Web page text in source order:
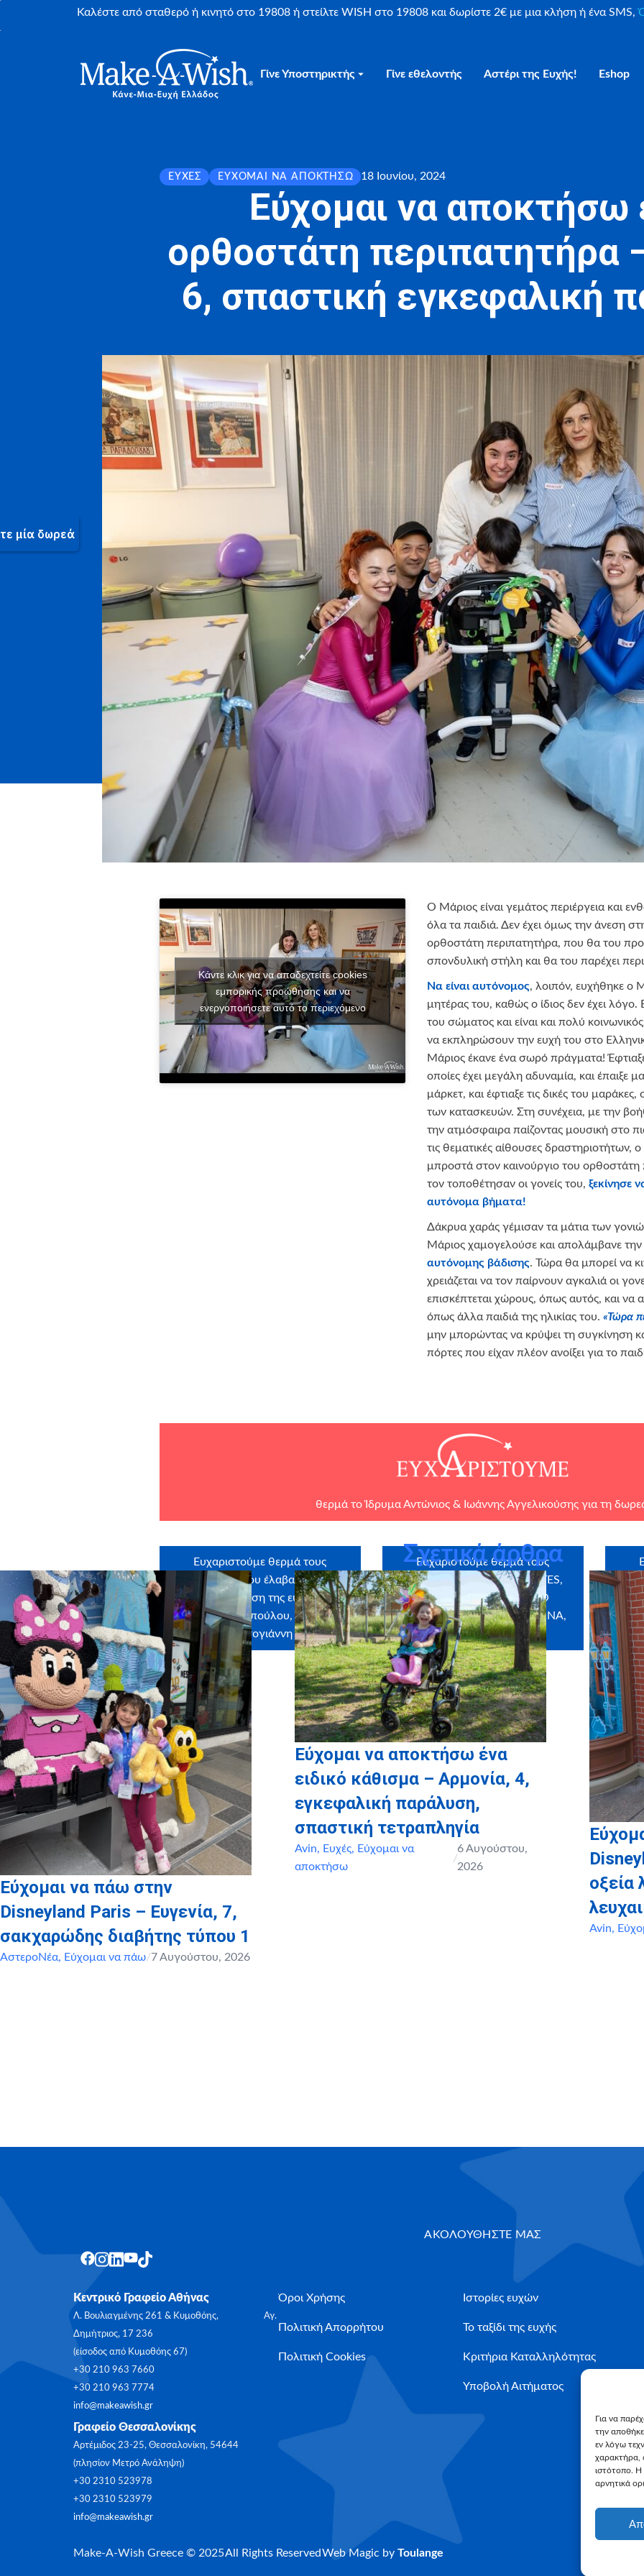
Για να
την
εν λόγω
χαρακτήρα,
ιστότοπο. Η
αρνητικά
Καλέστε από σταθερό ή κινητό στο 19808 ή στείλτε WISH στο 19808 και δωρίστε 2€ με μια κλήση ή ένα SMS,
Γίνε Υποστηρικτής Γίνε εθελοντής Αστέρι της Ευχής! Eshop
ΕΥΧΈΣ ΕΎΧΟΜΑΙ ΝΑ ΑΠΟΚΤΉΣΩ 18 Ιουνίου, 2024
Εύχομαι να αποκτήσω
ορθοστάτη περιπατητήρα
6, σπαστική εγκεφαλική
Κάντε κλικ για να αποδεχτείτε cookies
εμπορικής προώθησης και να
ενεργοποιήσετε αυτό το περιεχόμενο
Ο Μάριος είναι γεμάτος περιέργεια και
όλα τα παιδιά. Δεν έχει όμως την άνεση
ορθοστάτη περιπατητήρα, που θα του
σπονδυλική στήλη και θα του παρέχει
Να είναι αυτόνομος, λοιπόν, ευχήθηκε ο
μητέρας του, καθώς ο ίδιος δεν έχει
του σώματος και είναι και πολύ
να εκπληρώσουν την ευχή του στο
Μάριος έκανε ένα σωρό πράγματα!
οποίες έχει μεγάλη αδυναμία, και έπαιξε
μάρκετ, και έφτιαξε τις δικές του
των κατασκευών. Στη συνέχεια, με την
την ατμόσφαιρα παίζοντας μουσική στο
τις θεματικές αίθουσες δραστηριοτήτων,
μπροστά στον καινούργιο του
τον τοποθέτησαν οι γονείς του, ξεκίνησε
αυτόνομα βήματα!
Δάκρυα χαράς γέμισαν τα μάτια των
Μάριος χαμογελούσε και απολάμβανε την
αυτόνομης βάδισης. Τώρα θα μπορεί να
χρειάζεται να τον παίρνουν αγκαλιά οι
επισκέπτεται χώρους, όπως αυτός, και να
όπως άλλα παιδιά της ηλικίας του. «Τώρα
μην μπορώντας να κρύψει τη συγκίνηση
πόρτες που είχαν πλέον ανοίξει για το
θερμά τοΊδρυμα Αντώνιος & Ιωάννης Αγγελικούσης για τη
Ευχαριστούμε θερμά τους
εθελοντές που έλαβαν μέρος
στην εκπλήρωση της ευχής: Ρόη
Αθανασοπούλου, Ήρα
Ροντογιάννη
Ευχαριστούμε θερμά τους
χορηγούς σε είδος: SLIM BITES,
LARTIGIANO, ΕΛΛΗΝΙΚΟ
ΠΑΙΔΙΚΟ ΜΟΥΣΕΙΟ, MY IKONA,
CRAFTBOX
Σχετικά άρθρα
Εύχομαι να πάω στην
Disneyland Paris – Ευγενία, 7,
σακχαρώδης διαβήτης τύπου 1
ΑστεροΝέα, Εύχομαι να πάω/7 Αυγούστου, 2026
Εύχομαι να αποκτήσω ένα
ειδικό κάθισμα – Αρμονία, 4,
εγκεφαλική παράλυση,
σπαστική τετραπληγία
Avin, Ευχές, Εύχομαι να
αποκτήσω
/
6 Αυγούστου,
2026
οξεία
Avin,
ΑΚΟΛΟΥΘΗΣΤΕ ΜΑΣ
Κεντρικό Γραφείο Αθήνας
Λ. Βουλιαγμένης 261 & Κυμοθόης, Αγ.
Δημήτριος, 17 236
(είσοδος από Κυμοθόης 67)
+30 210 963 7660
+30 210 963 7774
info@makeawish.gr
Γραφείο Θεσσαλονίκης
Αρτέμιδος 23-25, Θεσσαλονίκη, 54644
(πλησίον Μετρό Ανάληψη)
+30 2310 523978
+30 2310 523979
info@makeawish.gr
Όροι Χρήσης
Πολιτική Απορρήτου
Πολιτική Cookies
Ιστορίες ευχών
Το ταξίδι της ευχής
Κριτήρια Καταλληλότητας
Υποβολή Αιτήματος
Make-A-Wish Greece © 2025All Rights ReservedWeb Magic by Toulange